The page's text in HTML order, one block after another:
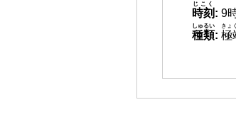
時刻
じこく
: 9
種類
しゅるい
: 極
きょ